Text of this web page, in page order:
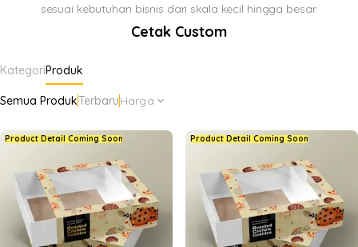
sesuai kebutuhan bisnis dari skala kecil hingga besar.
Cetak Custom
KategoriProduk
Semua ProdukTerbaruHarga expand_more
Product Detail Coming Soon Product Detail Coming Soon